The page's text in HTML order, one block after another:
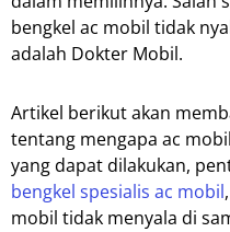
bengkel ac mobil tidak
adalah Dokter Mobil.
Artikel berikut akan
tentang mengapa ac
yang dapat dilakukan,
bengkel spesialis ac mobil
mobil tidak menyala di